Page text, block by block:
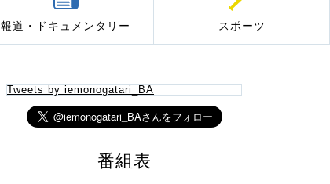
報道・ドキュメンタリー スポーツ
Tweets by iemonogatari_BA
番組表